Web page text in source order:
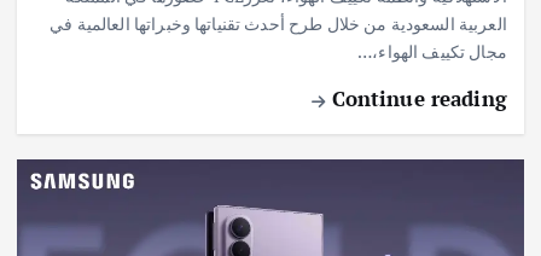
العربية السعودية من خلال طرح أحدث تقنياتها وخبراتها العالمية في
مجال تكييف الهواء،…
Continue reading